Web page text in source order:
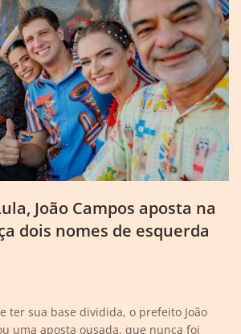
João Campos aposta na
dois nomes de esquerda
ter sua base dividida, o prefeito João
uma aposta ousada, que nunca foi